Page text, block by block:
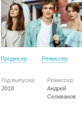
Продюсер Режиссер
Год выпуска:
2018
Режиссер:
Андрей
Селиванов